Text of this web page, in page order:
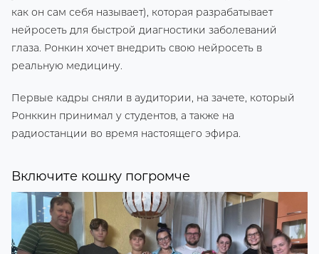
как он сам себя называет), которая разрабатывает
нейросеть для быстрой диагностики заболеваний
глаза. Ронкин хочет внедрить свою нейросеть в
реальную медицину.
Первые кадры сняли в аудитории, на зачете, который
Ронккин принимал у студентов, а также на
радиостанции во время настоящего эфира.
Включите кошку погромче